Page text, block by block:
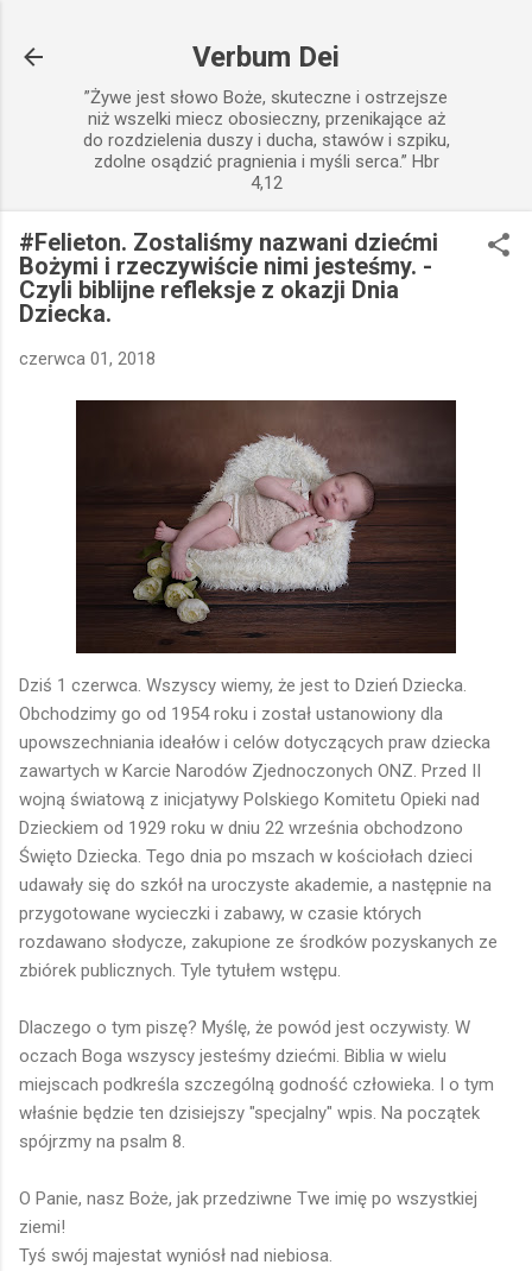
Verbum Dei
”Żywe jest słowo Boże, skuteczne i ostrzejsze
niż wszelki miecz obosieczny, przenikające aż
do rozdzielenia duszy i ducha, stawów i szpiku,
zdolne osądzić pragnienia i myśli serca.” Hbr
4,12
#Felieton. Zostaliśmy nazwani dziećmi
Bożymi i rzeczywiście nimi jesteśmy. -
Czyli biblijne refleksje z okazji Dnia
Dziecka.
czerwca 01, 2018
Dziś 1 czerwca. Wszyscy wiemy, że jest to Dzień Dziecka.
Obchodzimy go od 1954 roku i został ustanowiony dla
upowszechniania ideałów i celów dotyczących praw dziecka
zawartych w Karcie Narodów Zjednoczonych ONZ. Przed II
wojną światową z inicjatywy Polskiego Komitetu Opieki nad
Dzieckiem od 1929 roku w dniu 22 września obchodzono
Święto Dziecka. Tego dnia po mszach w kościołach dzieci
udawały się do szkół na uroczyste akademie, a następnie na
przygotowane wycieczki i zabawy, w czasie których
rozdawano słodycze, zakupione ze środków pozyskanych ze
zbiórek publicznych. Tyle tytułem wstępu.
Dlaczego o tym piszę? Myślę, że powód jest oczywisty. W
oczach Boga wszyscy jesteśmy dziećmi. Biblia w wielu
miejscach podkreśla szczególną godność człowieka. I o tym
właśnie będzie ten dzisiejszy "specjalny" wpis. Na początek
spójrzmy na psalm 8.
O Panie, nasz Boże, jak przedziwne Twe imię po wszystkiej
ziemi!
Tyś swój majestat wyniósł nad niebiosa.